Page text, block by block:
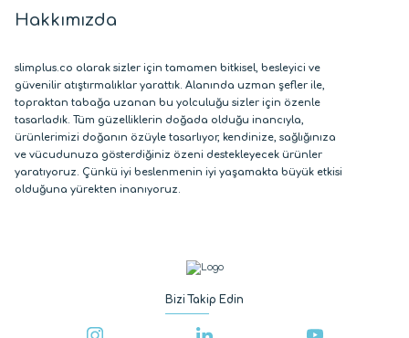
Hakkımızda
slimplus.co olarak sizler için tamamen bitkisel, besleyici ve
güvenilir atıştırmalıklar yarattık. Alanında uzman şefler ile,
topraktan tabağa uzanan bu yolculuğu sizler için özenle
tasarladık. Tüm güzelliklerin doğada olduğu inancıyla,
ürünlerimizi doğanın özüyle tasarlıyor, kendinize, sağlığınıza
ve vücudunuza gösterdiğiniz özeni destekleyecek ürünler
yaratıyoruz. Çünkü iyi beslenmenin iyi yaşamakta büyük etkisi
olduğuna yürekten inanıyoruz.
Bizi Takip Edin